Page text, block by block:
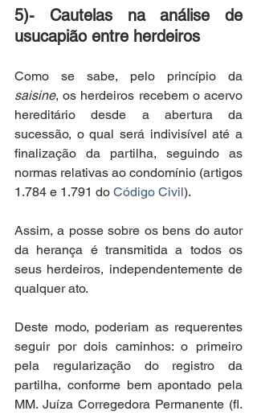
5)- Cautelas na análise de
usucapião entre herdeiros
saisine, os herdeiros recebem o acervo
hereditário desde a abertura da
sucessão, o qual será indivisível até a
finalização da partilha, seguindo as
normas relativas ao condomínio (artigos
1.784 e 1.791 do Código Civil).
Assim, a posse sobre os bens do autor
da herança é transmitida a todos os
seus herdeiros, independentemente de
qualquer ato.
Deste modo, poderiam as requerentes
seguir por dois caminhos: o primeiro
pela regularização do registro da
partilha, conforme bem apontado pela
MM. Juíza Corregedora Permanente (fl.